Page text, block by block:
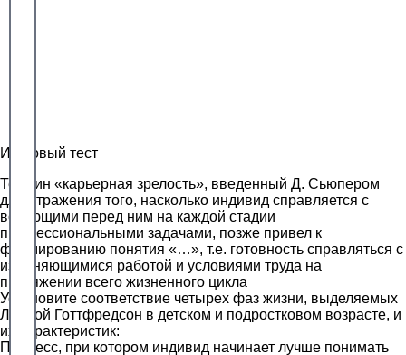
Итоговый тест
Термин «карьерная зрелость», введенный Д. Сьюпером
для отражения того, насколько индивид справляется с
встающими перед ним на каждой стадии
профессиональными задачами, позже привел к
формированию понятия «…», т.е. готовность справляться с
изменяющимися работой и условиями труда на
протяжении всего жизненного цикла
Установите соответствие четырех фаз жизни, выделяемых
Линдой Готтфредсон в детском и подростковом возрасте, и
их характеристик:
Процесс, при котором индивид начинает лучше понимать